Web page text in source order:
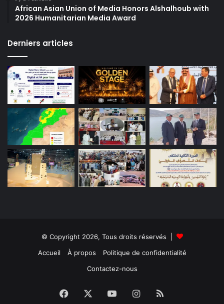
African Asian Union of Media Honors Alshalhoub with
2026 Humanitarian Media Award
Derniers articles
© Copyright 2026, Tous droits réservés |
Accueil
À propos
Politique de confidentialité
Contactez-nous
Facebook YouTubeInstagram